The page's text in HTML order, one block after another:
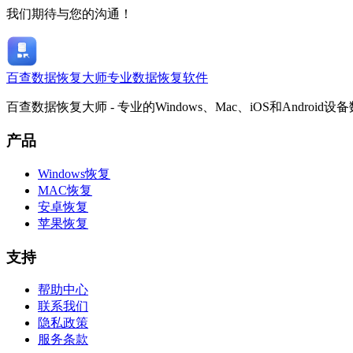
我们期待与您的沟通！
百查数据恢复大师专业数据恢复软件
百查数据恢复大师 - 专业的Windows、Mac、iOS和Android设
产品
Windows恢复
MAC恢复
安卓恢复
苹果恢复
支持
帮助中心
联系我们
隐私政策
服务条款